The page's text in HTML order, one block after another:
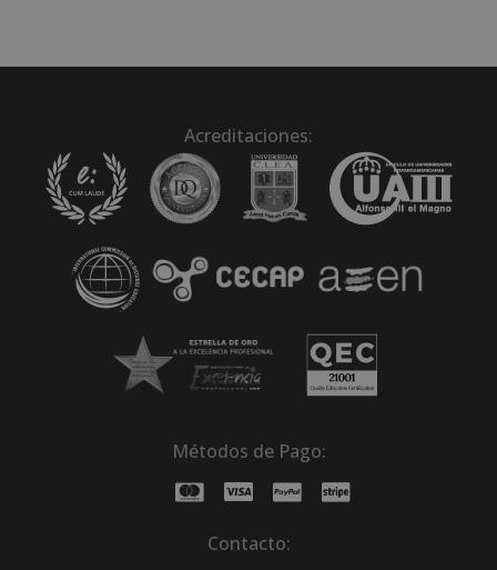
Acreditaciones:
Métodos de Pago:
Contacto: